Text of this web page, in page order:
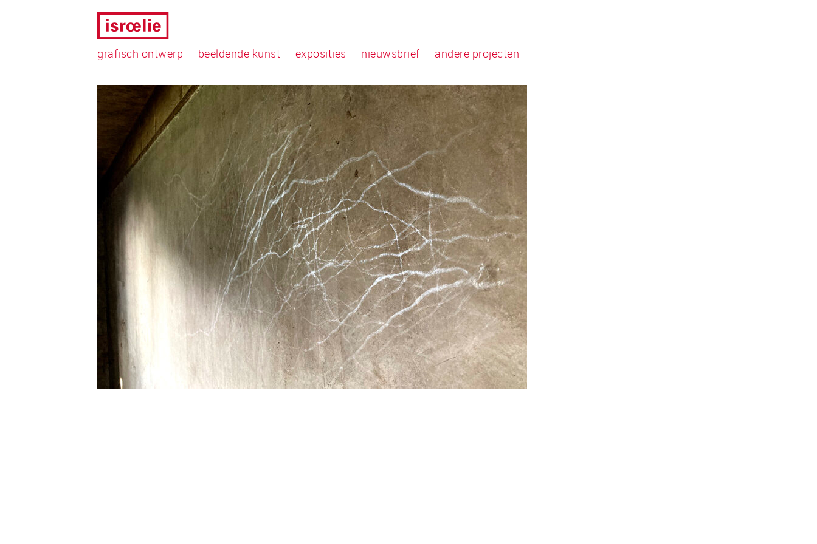
grafisch ontwerp beeldende kunst exposities nieuwsbrief andere projecten